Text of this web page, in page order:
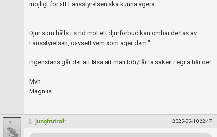
möjligt för att Länsstyrelsen ska kunna agera.
Djur som hålls i strid mot ett djurförbud kan omhändertas av
Länsstyrelsen, oavsett vem som äger dem."
Ingenstans går det att läsa att man bör/får ta saken i egna händer.
Mvh
Magnus
jungfrutroll : 2025-05-10 22:47